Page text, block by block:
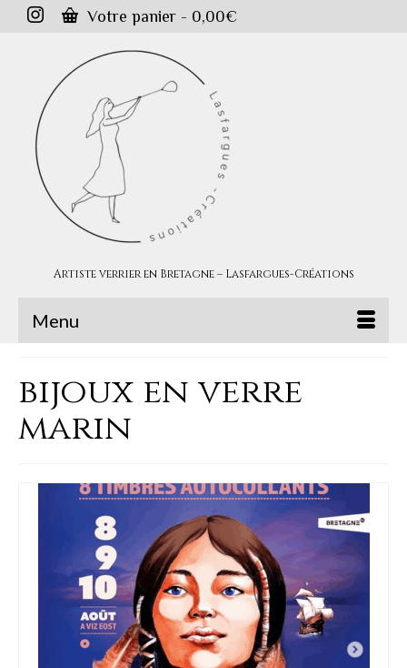
Votre panier - 0,00€
Artiste verrier en Bretagne – Lasfargues-Créations
Menu
bijoux en verre
marin